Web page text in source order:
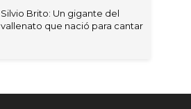
Silvio Brito: Un gigante del
vallenato que nació para cantar